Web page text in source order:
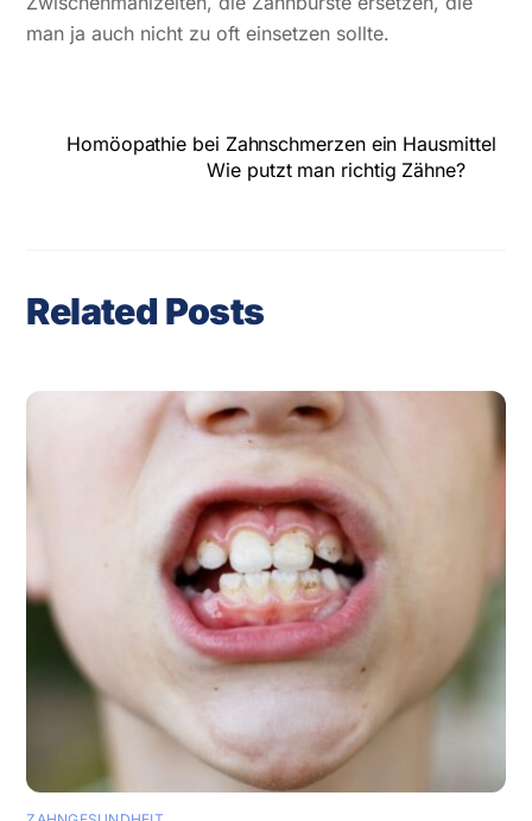
man ja auch nicht zu oft einsetzen sollte.
Homöopathie bei Zahnschmerzen ein Hausmittel
Wie putzt man richtig Zähne?
Related Posts